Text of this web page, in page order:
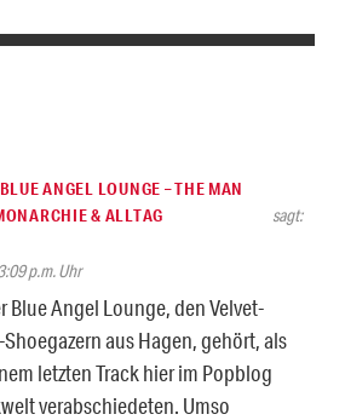
ANGEL LOUNGE – THE MAN
& ALLTAG
sagt:
p.m. Uhr
Blue Angel Lounge, den Velvet-
aus Hagen, gehört, als
letzten Track hier im Popblog
verabschiedeten. Umso